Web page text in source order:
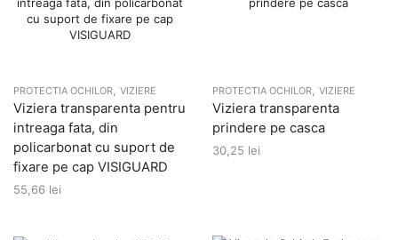
PROTECTIA OCHILOR VIZIERE
Viziera transparenta pentru
intreaga fata, din
policarbonat cu suport de
fixare pe cap VISIGUARD
55,66 lei
PROTECTIA OCHILOR VIZIERE
Viziera transparenta
prindere pe casca
30,25 lei